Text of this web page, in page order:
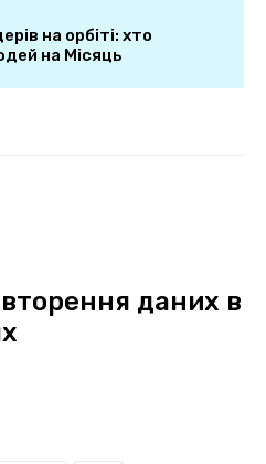
на орбіті: хто
на Місяць